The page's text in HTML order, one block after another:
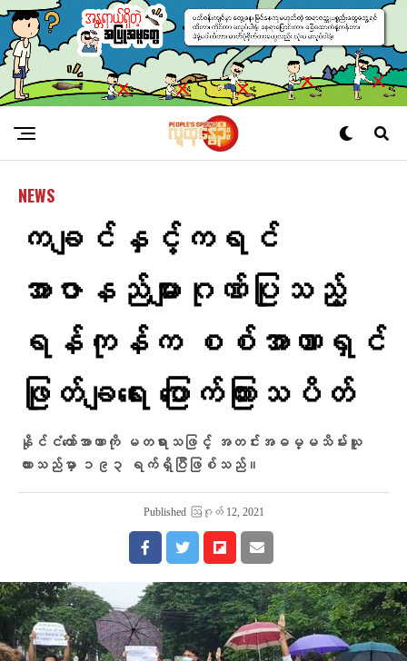
NEWS
ကချင်နှင့်ကရင်
အာဇာနည်များဂုဏ်ပြုသည့်
ရန်ကုန်က စစ်အာဏာရှင်
ဖြုတ်ချရေး ​ပြောက်ကြားသပိတ်
နိုင်ငံတော်အာဏာကို မတရားသဖြင့် အတင်းအဓမ္မသိမ်းယူ
ထားသည်မှာ ၁၉၃ ရက်ရှိပြီဖြစ်သည်။
Published ဩဂုတ် 12, 2021